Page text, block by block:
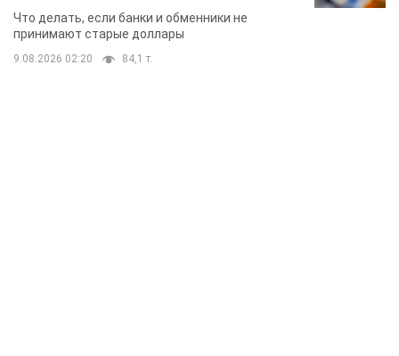
банки такие купюры
Что делать, если банки и обменники не
принимают старые доллары
9.08.2026 02:20 84,1 т.